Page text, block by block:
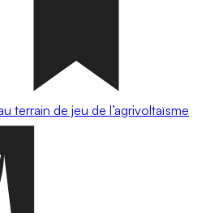
terrain de jeu de l’agrivoltaïsme